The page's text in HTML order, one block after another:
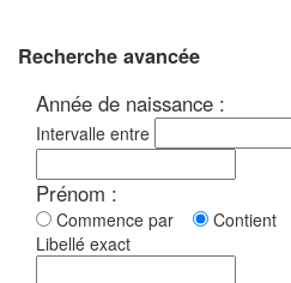
Recherche avancée
Année de naissance :
Intervalle entre
Prénom :
Commence par Contient
Libellé exact